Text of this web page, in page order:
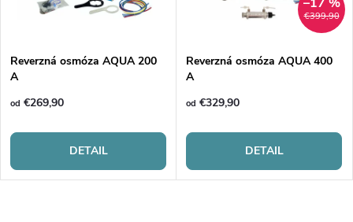
Reverzná osmóza AQUA 200
A
od €269,90
DETAIL
€399,90
Reverzná osmóza AQUA 400
A
od €329,90
DETAIL